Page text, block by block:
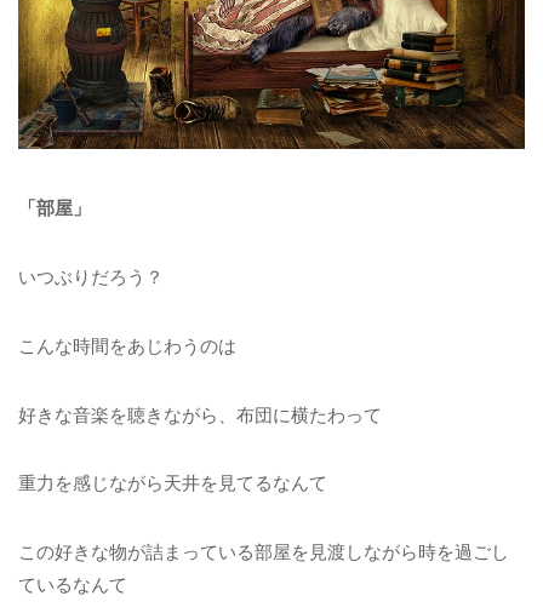
「部屋」
いつぶりだろう？
こんな時間をあじわうのは
好きな音楽を聴きながら、布団に横たわって
重力を感じながら天井を見てるなんて
この好きな物が詰まっている部屋を見渡しながら時を過ごし
ているなんて